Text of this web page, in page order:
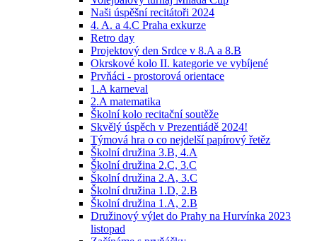
Naši úspěšní recitátoři 2024
4. A. a 4.C Praha exkurze
Retro day
Projektový den Srdce v 8.A a 8.B
Okrskové kolo II. kategorie ve vybíjené
Prvňáci - prostorová orientace
1.A karneval
2.A matematika
Školní kolo recitační soutěže
Skvělý úspěch v Prezentiádě 2024!
Týmová hra o co nejdelší papírový řetěz
Školní družina 3.B, 4.A
Školní družina 2.C, 3.C
Školní družina 2.A, 3.C
Školní družina 1.D, 2.B
Školní družina 1.A, 2.B
Družinový výlet do Prahy na Hurvínka 2023
listopad